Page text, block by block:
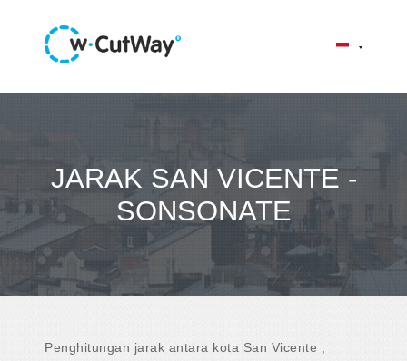
JARAK SAN VICENTE -
SONSONATE
Penghitungan jarak antara kota San Vicente ,